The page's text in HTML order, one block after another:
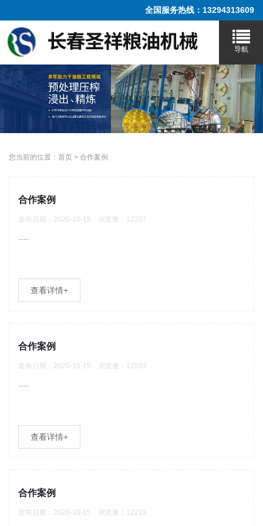
全国服务热线：13294313609
您当前的位置： 首页 > 合作案例
合作案例
发布日期：2020-10-15 浏览量：12207
......
查看详情+
合作案例
发布日期：2020-10-15 浏览量：12593
......
查看详情+
合作案例
发布日期：2020-10-15 浏览量：12223